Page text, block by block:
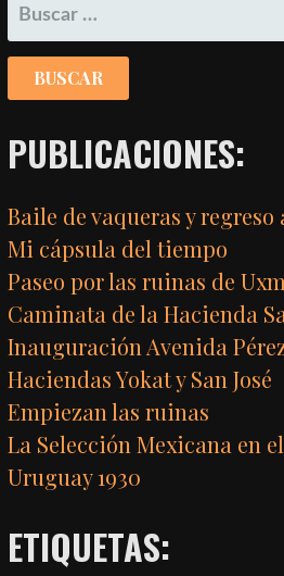
BUSCAR:
PUBLICACIONES:
Baile de vaqueras y regreso
Mi cápsula del tiempo
Paseo por las ruinas de
Caminata de la Hacienda
Inauguración Avenida
Haciendas Yokat y San José
Empiezan las ruinas
La Selección Mexicana en
Uruguay 1930
ETIQUETAS: